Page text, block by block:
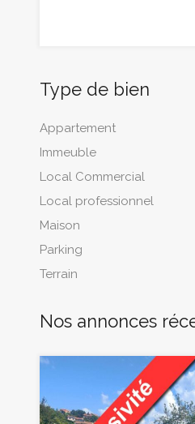
Type de bien
Appartement
Immeuble
Local Commercial
Local professionnel
Maison
Parking
Terrain
Nos annonces